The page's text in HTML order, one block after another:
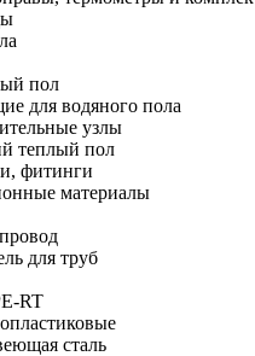
пол
для водяного пола
узлы
теплый пол
фитинги
материалы
для труб
RT
сталь